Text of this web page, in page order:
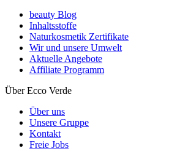
beauty Blog
Inhaltsstoffe
Naturkosmetik Zertifikate
Wir und unsere Umwelt
Aktuelle Angebote
Affiliate Programm
Über Ecco Verde
Über uns
Unsere Gruppe
Kontakt
Freie Jobs